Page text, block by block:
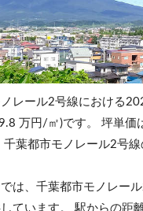
レール2号線における
万円/㎡)です。坪単価
千葉都市モノレール2号
は、千葉都市モノレー
ています。 駅からの距